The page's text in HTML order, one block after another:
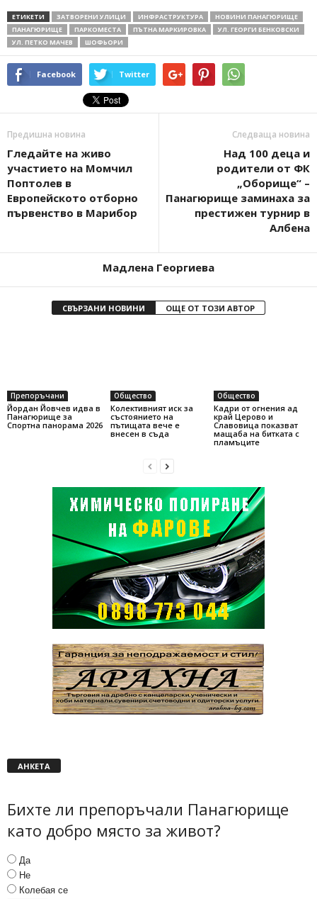
ЕТИКЕТИ ЗАТВОРЕНИ УЛИЦИ ИНФРАСТРУКТУРА
НОВИНИ ПАНАГЮРИЩЕ
ПАНАГЮРИЩЕ
ПАРКОМЕСТА ПЪТНА МАРКИРОВКА
УЛ. ГЕОРГИ БЕНКОВСКИ
УЛ. ПЕТКО МАЧЕВ
ШОФЬОРИ
Facebook Twitter
Предишна новина
Гледайте на живо
участието на Момчил
Поптолев в
Европейското отборно
първенство в Марибор
Следваща новина
Над 100 деца и
родители от ФК
„Оборище“ –
Панагюрище заминаха за
престижен турнир в
Албена
Мадлена Георгиева
СВЪРЗАНИ НОВИНИ ОЩЕ ОТ ТОЗИ АВТОР
Препоръчани
Йордан Йовчев идва в
Панагюрище за
Спортна панорама 2026
Общество
Колективният иск за
състоянието на
пътищата вече е
внесен в съда
Общество
Кадри от огнения ад
край Церово и
Славовица показват
мащаба на битката с
пламъците
АНКЕТА
Бихте ли препоръчали Панагюрище
като добро място за живот?
Да
Не
Колебая се